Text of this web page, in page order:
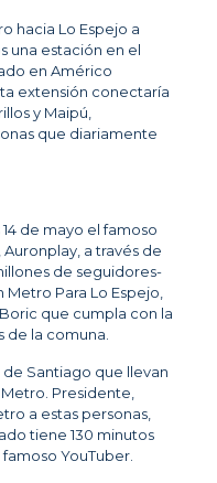
hacia Lo Espejo a
una estación en el
en Américo
extensión conectaría
y Maipú,
que diariamente
de mayo el famoso
a través de
de seguidores-
Para Lo Espejo,
que cumpla con la
de la comuna.
de Santiago que llevan
Presidente,
a estas personas,
tiene 130 minutos
YouTuber.